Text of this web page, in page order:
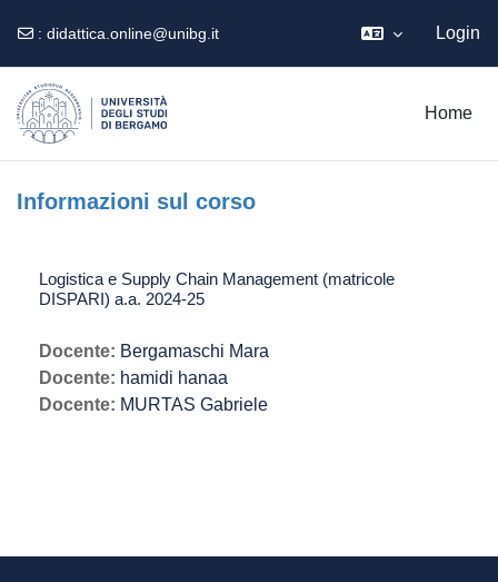
: didattica.online@unibg.it Login
Home
Informazioni sul corso
Logistica e Supply Chain Management (matricole
DISPARI) a.a. 2024-25
Docente: Bergamaschi Mara
Docente: hamidi hanaa
Docente: MURTAS Gabriele